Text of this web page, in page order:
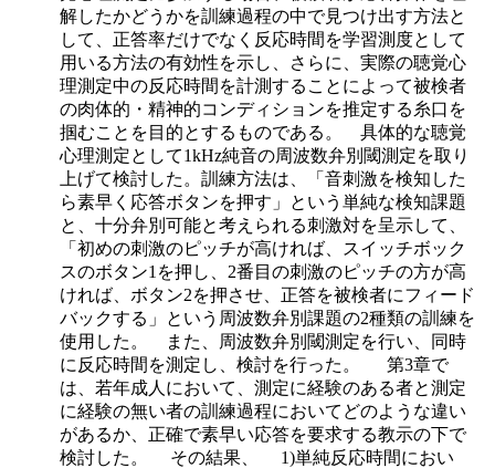
解したかどうかを訓練過程の中で見つけ出す方法と
して、正答率だけでなく反応時間を学習測度として
用いる方法の有効性を示し、さらに、実際の聴覚心
理測定中の反応時間を計測することによって被検者
の肉体的・精神的コンディションを推定する糸口を
掴むことを目的とするものである。 具体的な聴覚
心理測定として1kHz純音の周波数弁別閾測定を取り
上げて検討した。訓練方法は、「音刺激を検知した
ら素早く応答ボタンを押す」という単純な検知課題
と、十分弁別可能と考えられる刺激対を呈示して、
「初めの刺激のピッチが高ければ、スイッチボック
スのボタン1を押し、2番目の刺激のピッチの方が高
ければ、ボタン2を押させ、正答を被検者にフィード
バックする」という周波数弁別課題の2種類の訓練を
使用した。 また、周波数弁別閾測定を行い、同時
に反応時間を測定し、検討を行った。 第3章で
は、若年成人において、測定に経験のある者と測定
に経験の無い者の訓練過程においてどのような違い
があるか、正確で素早い応答を要求する教示の下で
検討した。 その結果、 1)単純反応時間におい